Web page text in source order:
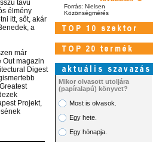
távú
élmény
itt, sőt, akár
a
már
Out magazin
Digest
Projekt,
Forrás: Nielsen
Közönségmérés
Mikor olvasott utoljára
(papíralapú) könyvet?
Most is olvasok.
Egy hete.
Egy hónapja.